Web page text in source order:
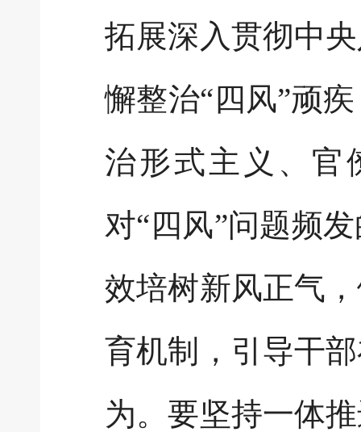
拓展深入贯彻中
懈整治“四风”顽
治形式主义、官
对“四风”问题频
效培树新风正气
育机制，引导干
为。要坚持一体